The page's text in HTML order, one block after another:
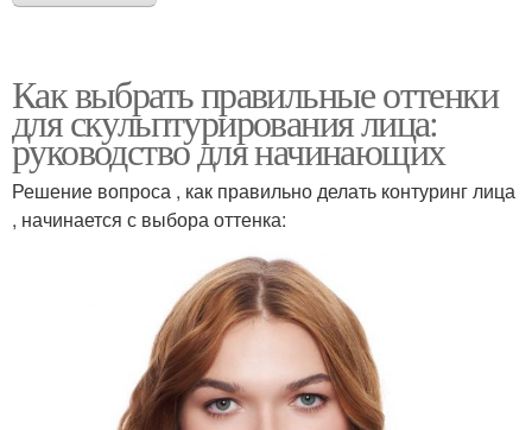
Как выбрать правильные оттенки
для скульптурирования лица:
руководство для начинающих
Решение вопроса , как правильно делать контуринг лица
, начинается с выбора оттенка: